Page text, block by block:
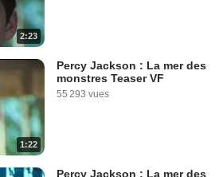
2:23
1:22
Percy Jackson : La mer des
monstres Teaser VF
55 293 vues
Percy Jackson : La mer des